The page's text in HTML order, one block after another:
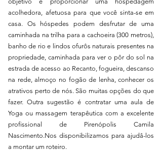
acolhedora, afetuosa para que você sinta-se em
casa. Os hóspedes podem desfrutar de uma
caminhada na trilha para a cachoeira (300 metros),
banho de rio e lindos ofurôs naturais presentes na
propriedade, caminhada para ver o pôr do sol na
estrada de acesso ao Recanto, fogueira, descanso
na rede, almoço no fogão de lenha, conhecer os
atrativos perto de nós. São muitas opções do que
fazer. Outra sugestão é contratar uma aula de
Yoga ou massagem terapêutica com a excelente
profissional de Pirenópolis Camila
Nascimento.Nos disponibilizamos para ajudâ-los
a montar um roteiro.